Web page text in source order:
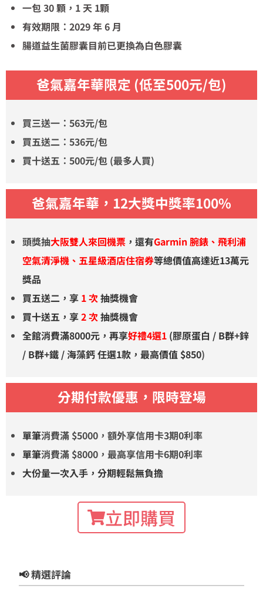
一包 30 顆，1 天 1顆
有效期限：2029 年 6 月
腸道益生菌膠囊目前已更換為白色膠囊
爸氣嘉年華限定 (低至500元/包)
買三送一：563元/包
買五送二：536元/包
買十送五：500元/包 (最多人買)
爸氣嘉年華，12大獎中獎率100%
頭獎抽大阪雙人來回機票 ，還有Garmin 腕錶、飛利浦
空氣清淨機、五星級酒店住宿券等總價值高達近13萬元
獎品
買五送二，享 1 次抽獎機會
買十送五，享2 次抽獎機會
全館消費滿8000元，再享好禮4選1 (膠原蛋白 / B群+鋅
/ B群+鐵 / 海藻鈣 任選1款，最高價值 $850)
分期付款優惠，限時登場
單筆消費滿 $5000，額外享信用卡3期0利率
單筆消費滿 $8000，最高享信用卡6期0利率
大份量一次入手，分期輕鬆無負擔
立即購買
📢 精選評論